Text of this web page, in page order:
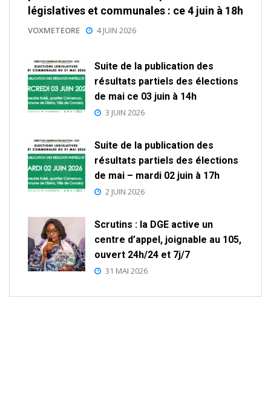
législatives et communales : ce 4 juin à 18h
VOXMETEORE 4 JUIN 2026
Suite de la publication des
résultats partiels des élections
de mai ce 03 juin à 14h
3 JUIN 2026
Suite de la publication des
résultats partiels des élections
de mai – mardi 02 juin à 17h
2 JUIN 2026
Scrutins : la DGE active un
centre d’appel, joignable au 105,
ouvert 24h/24 et 7j/7
31 MAI 2026